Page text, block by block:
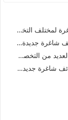
والنساء في الامارات
في الامارات
بدبي والشارقة وأم القيوين
في الامارات